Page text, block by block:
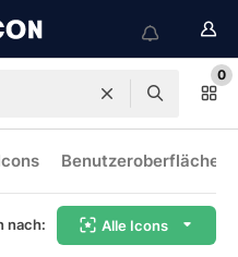
0
nach: Alle Icons